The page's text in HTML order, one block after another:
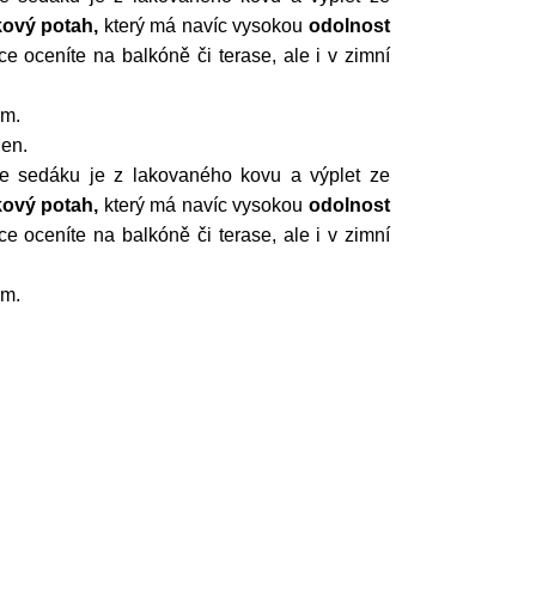
potah, který má navíc vysokou odolnost
oceníte na balkóně či terase, ale i v zimní
sedáku je z lakovaného kovu a výplet ze
potah, který má navíc vysokou odolnost
oceníte na balkóně či terase, ale i v zimní